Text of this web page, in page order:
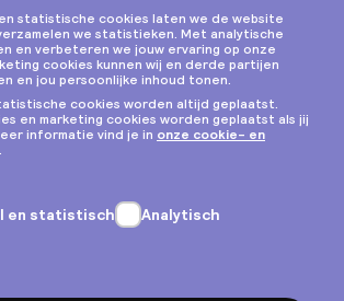
Privacy & cookies
Algemene voorwaarden